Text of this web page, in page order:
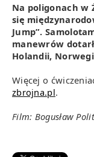
Na poligonach w
się
Jump”.
manewrów
Holandii,
Więcej o
zbrojna.pl.
Film: Bogusław